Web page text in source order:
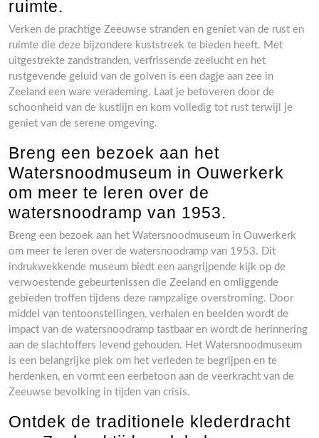
ruimte.
Verken de prachtige Zeeuwse stranden en geniet van de rust en
ruimte die deze bijzondere kuststreek te bieden heeft. Met
uitgestrekte zandstranden, verfrissende zeelucht en het
rustgevende geluid van de golven is een dagje aan zee in
Zeeland een ware verademing. Laat je betoveren door de
schoonheid van de kustlijn en kom volledig tot rust terwijl je
geniet van de serene omgeving.
Breng een bezoek aan het
Watersnoodmuseum in Ouwerkerk
om meer te leren over de
watersnoodramp van 1953.
Breng een bezoek aan het Watersnoodmuseum in Ouwerkerk
om meer te leren over de watersnoodramp van 1953. Dit
indrukwekkende museum biedt een aangrijpende kijk op de
verwoestende gebeurtenissen die Zeeland en omliggende
gebieden troffen tijdens deze rampzalige overstroming. Door
middel van tentoonstellingen, verhalen en beelden wordt de
impact van de watersnoodramp tastbaar en wordt de herinnering
aan de slachtoffers levend gehouden. Het Watersnoodmuseum
is een belangrijke plek om het verleden te begrijpen en te
herdenken, en vormt een eerbetoon aan de veerkracht van de
Zeeuwse bevolking in tijden van crisis.
Ontdek de traditionele klederdracht